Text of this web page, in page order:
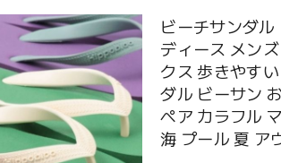
ビーチサンダ
ディース メン
クス 歩きやす
ダル ビーサン
ペア カラフル
海 プール 夏 ア